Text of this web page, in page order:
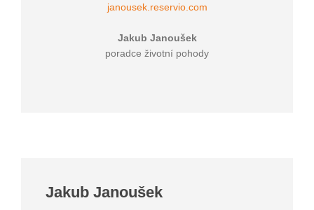
janousek.reservio.com
Jakub Janoušek
poradce životní pohody
Jakub Janoušek